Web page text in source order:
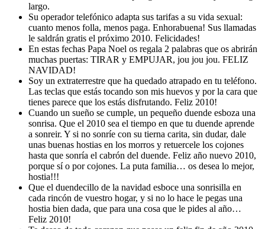
largo.
Su operador telefónico adapta sus tarifas a su vida sexual:
cuanto menos folla, menos paga. Enhorabuena! Sus llamadas
le saldrán gratis el próximo 2010. Felicidades!
En estas fechas Papa Noel os regala 2 palabras que os abrirán
muchas puertas: TIRAR y EMPUJAR, jou jou jou. FELIZ
NAVIDAD!
Soy un extraterrestre que ha quedado atrapado en tu teléfono.
Las teclas que estás tocando son mis huevos y por la cara que
tienes parece que los estás disfrutando. Feliz 2010!
Cuando un sueño se cumple, un pequeño duende esboza una
sonrisa. Que el 2010 sea el tiempo en que tu duende aprende
a sonreir. Y si no sonríe con su tierna carita, sin dudar, dale
unas buenas hostias en los morros y retuercele los cojones
hasta que sonría el cabrón del duende. Feliz año nuevo 2010,
porque sí o por cojones. La puta familia… os desea lo mejor,
hostia!!!
Que el duendecillo de la navidad esboce una sonrisilla en
cada rincón de vuestro hogar, y si no lo hace le pegas una
hostia bien dada, que para una cosa que le pides al año…
Feliz 2010!